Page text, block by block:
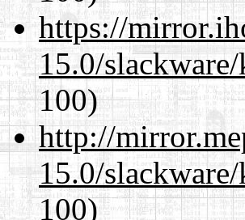
https://
15.0/
100)
http://
15.0/
100)